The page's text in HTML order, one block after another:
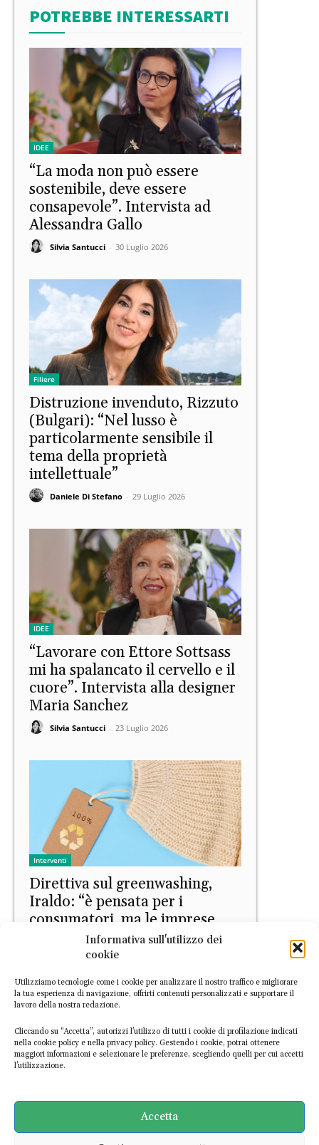
Informativa sull'utilizzo dei
cookie
Utilizziamo tecnologie come i cookie per analizzare il nostro traffico e migliorare
la tua esperienza di navigazione, offrirti contenuti personalizzati e supportare il
lavoro della nostra redazione.
Cliccando su “Accetta”, autorizzi l’utilizzo di tutti i cookie di profilazione indicati
nella cookie policy e nella privacy policy. Gestendo i cookie, potrai ottenere
maggiori informazioni e selezionare le preferenze, scegliendo quelli per cui accetti
l’utilizzazione.
Accetta
POTREBBE INTERESSARTI
IDEE
“La moda non può essere
sostenibile, deve essere
consapevole”. Intervista ad
Alessandra Gallo
Silvia Santucci - 30 Luglio 2026
Filiere
Distruzione invenduto, Rizzuto
(Bulgari): “Nel lusso è
particolarmente sensibile il
tema della proprietà
intellettuale”
Daniele Di Stefano - 29 Luglio 2026
IDEE
“Lavorare con Ettore Sottsass
mi ha spalancato il cervello e il
cuore”. Intervista alla designer
Maria Sanchez
Silvia Santucci - 23 Luglio 2026
Interventi
Direttiva sul greenwashing,
Iraldo: “è pensata per i
consumatori, ma le imprese
non sono al riparo”
Enrica Muraglie -
Divieto di distruzione dei tessili
invenduti, Q&A